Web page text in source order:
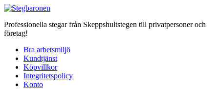
Professionella stegar från Skeppshultstegen till privatpersoner och
företag!
Bra arbetsmiljö
Kundtjänst
Köpvillkor
Integritetspolicy
Konto